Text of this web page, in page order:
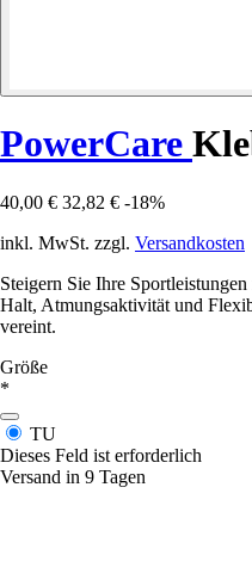
PowerCare
40,00 € 32,82 € -18%
inkl. MwSt. zzgl. Versandkosten
Steigern Sie Ihre
Halt, Atmungsaktivität und
vereint.
Größe
*
TU
Dieses Feld ist erforderlich
Versand in 9 Tagen